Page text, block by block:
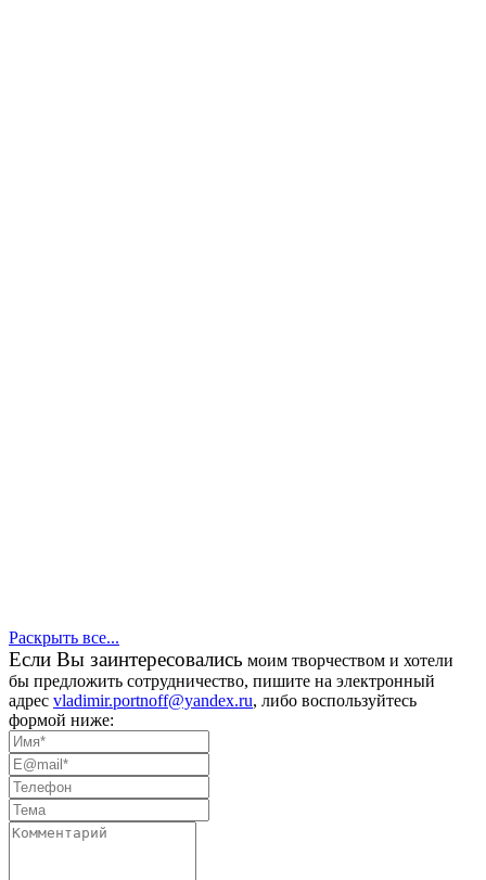
Раскрыть все...
Eсли Вы заинтересовались моим творчеством и хотели
бы предложить сотрудничество, пишите на электронный
адрес vladimir.portnoff@yandex.ru, либо воспользуйтесь
формой ниже: